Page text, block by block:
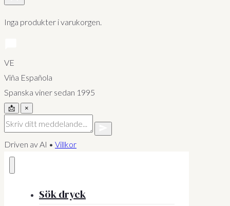
Inga produkter i varukorgen.
VE
Viña Española
Spanska viner sedan 1995
📩 ×
Driven av AI • Villkor
Sök dryck